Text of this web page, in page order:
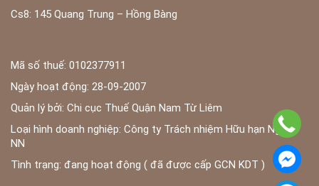
Cs8: 145 Quang Trung – Hồng Bàng
Mã số thuế: 0102377911
Ngày hoạt động: 28-09-2007
Quản lý bởi: Chi cục Thuế Quận Nam Từ Liêm
Loại hình doanh nghiệp: Công ty Trách nhiệm Hữu hạn Ngoài
NN
Tình trạng: đang hoạt động ( đã được cấp GCN KDT )